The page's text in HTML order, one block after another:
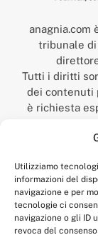
Utilizziamo
informazioni del
navigazione e per
tecnologie ci
navigazione o gli ID
revoca del
anagnia.com
tribunale di
Tutti i diritti
dei contenuti
è richiesta
“Anagnia” è
num.
Per